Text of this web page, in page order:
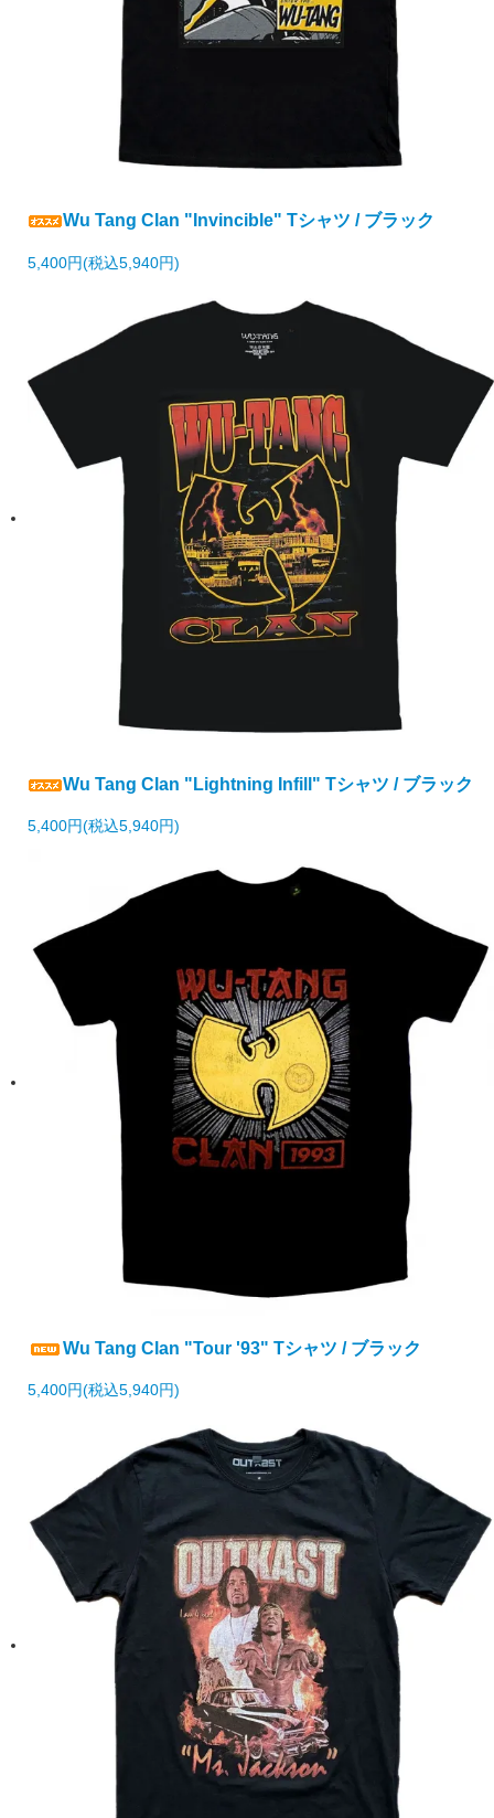
Wu Tang Clan "Invincible" Tシャツ / ブラック
5,400円(税込5,940円)
Wu Tang Clan "Lightning Infill" Tシャツ / ブラック
5,400円(税込5,940円)
Wu Tang Clan "Tour '93" Tシャツ / ブラック
5,400円(税込5,940円)